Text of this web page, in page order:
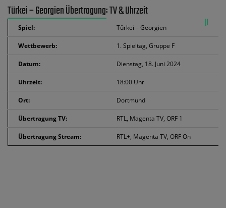
Türkei – Georgien Übertragung: TV & Uhrzeit
Spiel: Türkei – Georgien
Wettbewerb: 1. Spieltag, Gruppe F
Datum: Dienstag, 18. Juni 2024
Uhrzeit: 18:00 Uhr
Ort: Dortmund
Übertragung TV: RTL, Magenta TV, ORF 1
Übertragung Stream: RTL+, Magenta TV, ORF On